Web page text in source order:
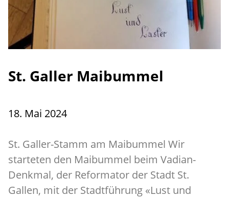
St. Galler Maibummel
18. Mai 2024
St. Galler-Stamm am Maibummel Wir
starteten den Maibummel beim Vadian-
Denkmal, der Reformator der Stadt St.
Gallen, mit der Stadtführung «Lust und